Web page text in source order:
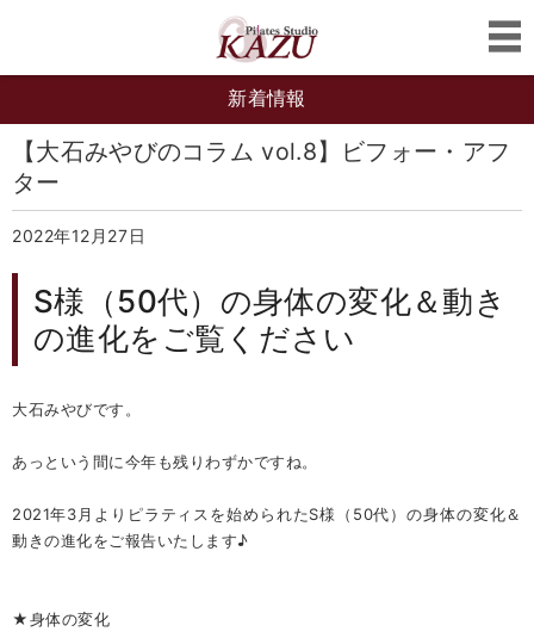
新着情報
【大石みやびのコラム vol.8】ビフォー・アフ
ター
2022年12月27日
S様（50代）の身体の変化＆動き
の進化をご覧ください
大石みやびです。
あっという間に今年も残りわずかですね。
2021年3月よりピラティスを始められたS様（50代）の身体の変化＆
動きの進化をご報告いたします♪
★身体の変化